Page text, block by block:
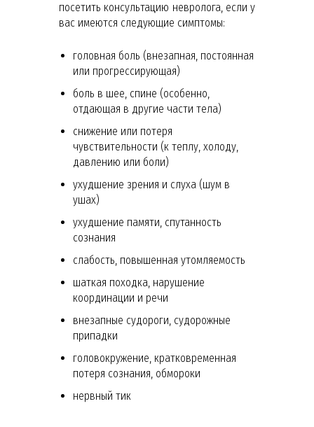
посетить консультацию невролога, если у
вас имеются следующие симптомы:
головная боль (внезапная, постоянная
или прогрессирующая)
боль в шее, спине (особенно,
отдающая в другие части тела)
снижение или потеря
чувствительности (к теплу, холоду,
давлению или боли)
ухудшение зрения и слуха (шум в
ушах)
ухудшение памяти, спутанность
сознания
слабость, повышенная утомляемость
шаткая походка, нарушение
координации и речи
внезапные судороги, судорожные
припадки
головокружение, кратковременная
потеря сознания, обмороки
нервный тик